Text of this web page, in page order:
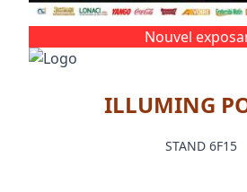
Nouvel
ILLUMING
STAND 6F15